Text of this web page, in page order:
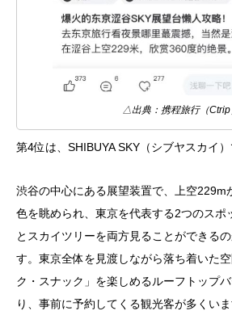
△出典：携程旅行（Ctrip
第4位は、SHIBUYA SKY（シブヤスカイ）
渋谷の中心にある展望装置で、上空229m
色を眺められ、東京を代表する2つのスポ
とスカイツリーを両方見ることができる
す。東京全体を見渡しながら落ち着いた
ク・スナック」を楽しめるルーフトップ
り、事前に予約してくる観光客が多くいま